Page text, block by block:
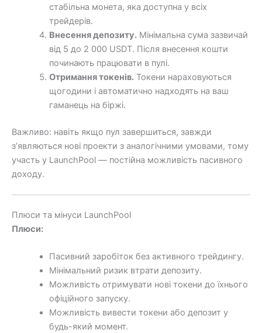
стабільна монета, яка доступна у всіх
трейдерів.
Внесення депозиту.Мінімальна сума зазвичай
від 5 до 2 000 USDT. Після внесення кошти
починають працювати в пулі.
Отримання токенів.Токени нараховуються
щогодини і автоматично надходять на ваш
гаманець на біржі.
Важливо: навіть якщо пул завершиться, завжди
з’являються нові проекти з аналогічними умовами, тому
участь у LaunchPool — постійна можливість пасивного
доходу.
Плюси та мінуси LaunchPool
Плюси:
Пасивний заробіток без активного трейдингу.
Мінімальний ризик втрати депозиту.
Можливість отримувати нові токени до їхнього
офіційного запуску.
Можливість вивести токени або депозит у
будь-який момент.